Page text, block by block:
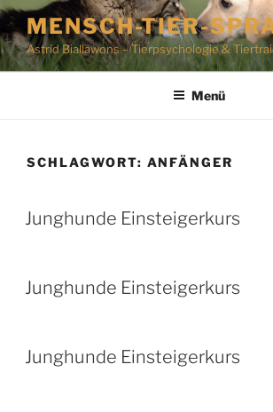
Zum
Inhalt
springen
MENSCH-TIER-
Astrid Biallawons – Tierpsychologie &
Menü
SCHLAGWORT: ANFÄNGER
Junghunde Einsteigerkurs
Junghunde Einsteigerkurs
Junghunde Einsteigerkurs